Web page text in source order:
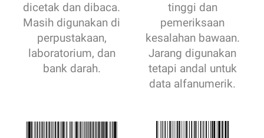
dicetak dan dibaca.
Masih digunakan di
perpustakaan,
laboratorium, dan
bank darah.
tinggi dan
pemeriksaan
kesalahan bawaan.
Jarang digunakan
tetapi andal untuk
data alfanumerik.